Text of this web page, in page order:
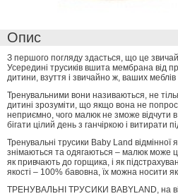
Опис
З першого погляду здасться, що це
Усередині трусиків вшита мембрана від
дитини, взуття і звичайно ж, ваших
Тренувальними вони називаються, не
дитині зрозуміти, що якщо вона не
неприємно, чого малюк не зможе відчути
бігати цілий день з ганчіркою і
Тренувальні трусики Baby Land відмінної
знімаються та одягаються – малюк може
як привчають до горщика, і як
якості – 100% бавовна, їх можна носити
ТРЕНУВАЛЬНІ ТРУСИКИ BABYLAND, на